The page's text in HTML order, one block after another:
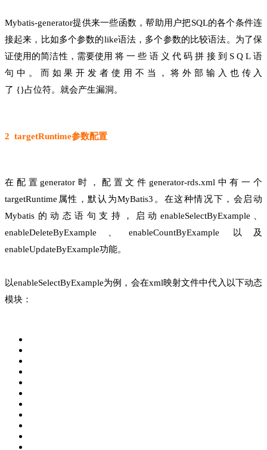
Mybatis-generator提供来一些函数，帮助用户把SQL的各个条件连
接起来，比如多个参数的like语法，多个参数的比较语法。为了保
证使用的简洁性，需要使用 将 一 些 语 义 代 码 拼 接 到 S Q L 语
句 中 。 而 如 果 开 发 者 使 用 不 当 ， 将 外 部 输 入 也 传 入
了 {}占位符。就会产生漏洞。
2 targetRuntime参数配置
在配置generator时，配置文件generator-rds.xml中有一个
targetRuntime属性，默认为MyBatis3。在这种情况下，会启动
Mybatis的动态语句支持，启动enableSelectByExample、
enableDeleteByExample、enableCountByExample 以及
enableUpdateByExample功能。
以enableSelectByExample为例，会在xml映射文件中代入以下动态
模块：